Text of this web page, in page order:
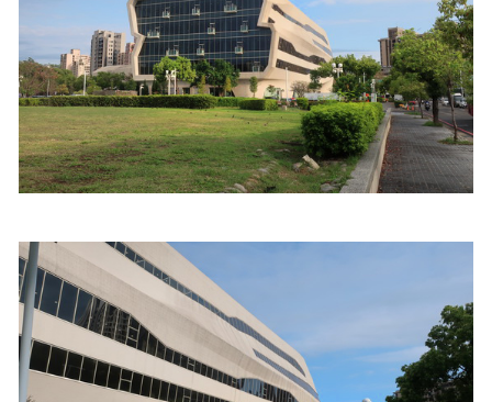
影音區
創意出版服務
歷史區
個人著作
活動實況記錄
媒體報導一覽
合作與代言